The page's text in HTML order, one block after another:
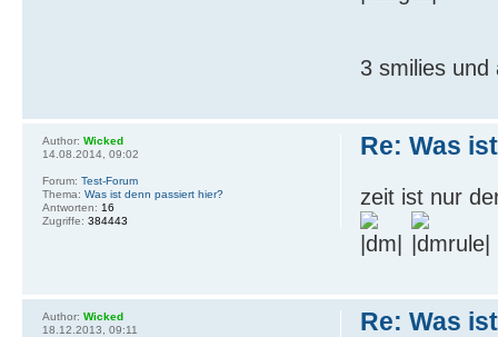
3 smilies
Re: Was
zeit ist nur
Author: Wicked
14.08.2014, 09:02
Forum: Test-Forum
Thema: Was ist denn passiert hier?
Antworten: 16
Zugriffe: 384443
Re: Was
Author: Wicked
18.12.2013, 09:11